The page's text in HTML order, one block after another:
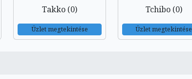
Takko (0)
Üzlet megtekintése
Tchibo (0)
Üzlet megtekintése